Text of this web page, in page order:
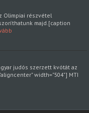
Olimpiai részvétel
majd.[caption
judós szerzett kvótát az
width="504"] MTI